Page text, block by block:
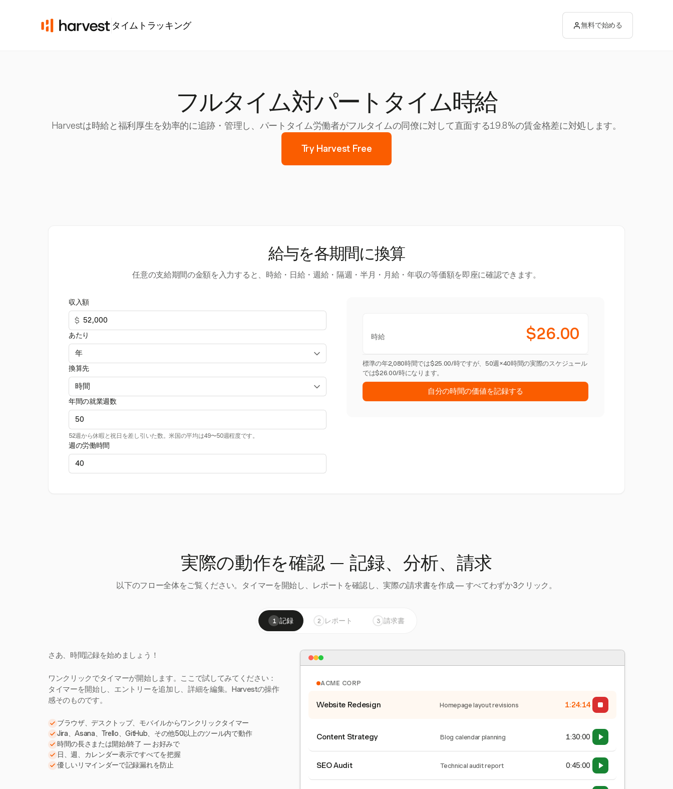
タイムトラッキング 無料で始める
フルタイム対パートタイム時給
Harvestは時給と福利厚生を効率的に追跡・管理し、パートタイム労働者がフルタイムの同僚に対して直面する19.8%の賃金格差に対処します。
Try Harvest Free
給与を各期間に換算
任意の支給期間の金額を入力すると、時給・日給・週給・隔週・半月・月給・年収の等価額を即座に確認できます。
収入額
$
あたり
換算先
年間の就業週数
52週から休暇と祝日を差し引いた数。米国の平均は49〜50週程度です。
週の労働時間
時給 $26.00
標準の年2,080時間では$25.00/時ですが、50週×40時間の実際のスケジュール
では$26.00/時になります。
自分の時間の価値を記録する
実際の動作を確認 — 記録、分析、請求
以下のフロー全体をご覧ください。タイマーを開始し、レポートを確認し、実際の請求書を作成 — すべてわずか3クリック。
1 記録 2 レポート 3 請求書
さあ、時間記録を始めましょう！
ワンクリックでタイマーが開始します。ここで試してみてください：
タイマーを開始し、エントリーを追加し、詳細を編集。Harvestの操作
感そのものです。
ブラウザ、デスクトップ、モバイルからワンクリックタイマー
Jira、Asana、Trello、GitHub、その他50以上のツール内で動作
時間の長さまたは開始/終了 — お好みで
日、週、カレンダー表示ですべてを把握
優しいリマインダーで記録漏れを防止
ACME CORP
Website Redesign Homepage layout revisions 1:24:15
Content Strategy Blog calendar planning 1:30:00
SEO Audit Technical audit report 0:45:00